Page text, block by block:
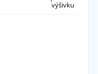
výšivku